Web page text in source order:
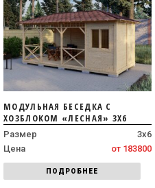
МОДУЛЬНАЯ БЕСЕДКА С
ХОЗБЛОКОМ «ЛЕСНАЯ» 3Х6
Размер
3х6
Цена
от 183800
ПОДРОБНЕЕ